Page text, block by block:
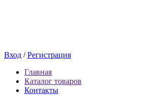
Вход /Регистрация
Главная
Каталог товаров
Контакты